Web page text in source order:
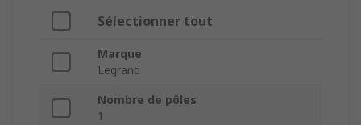
Sélectionner tout
Marque
Legrand
Nombre de pôles
1